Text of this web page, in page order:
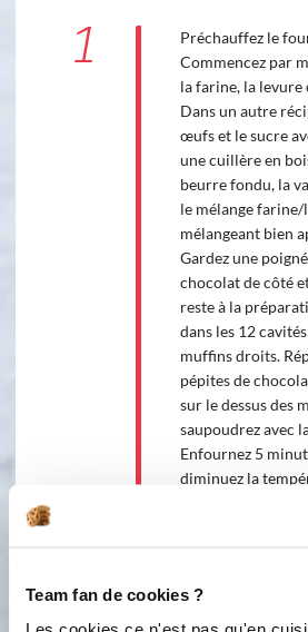
Team fan de cookies ?
1
Préchauffez le
Commencez par
la farine, la levure
Dans un autre
œufs et le sucre
une cuillère en
beurre fondu, la
le mélange farine/
mélangeant bien
Gardez une
chocolat de côté
reste à la
dans les 12
muffins droits.
pépites de
sur le dessus des
saupoudrez avec
Enfournez 5
diminuez la
laissez cuire
Laissez tiédir